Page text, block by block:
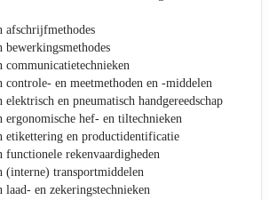
afschrijfmethodes
bewerkingsmethodes
communicatietechnieken
controle- en meetmethoden en -middelen
elektrisch en pneumatisch handgereedschap
ergonomische hef- en tiltechnieken
etikettering en productidentificatie
functionele rekenvaardigheden
(interne) transportmiddelen
laad- en zekeringstechnieken